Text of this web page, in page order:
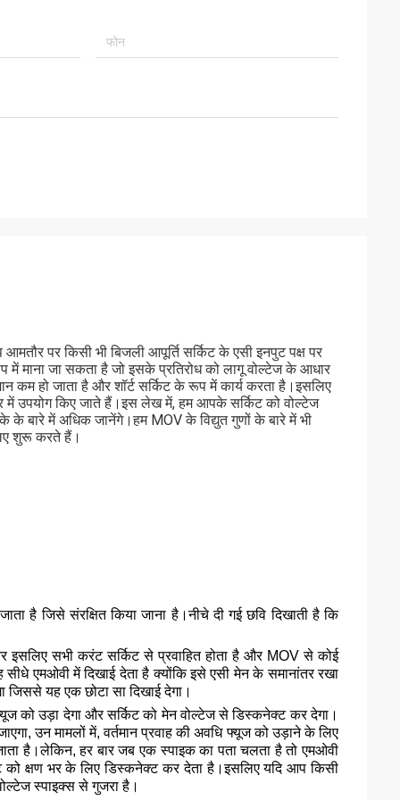
पर किसी भी बिजली आपूर्ति सर्किट के एसी इनपुट पक्ष पर
जा सकता है जो इसके प्रतिरोध को लागू वोल्टेज के आधार
कम हो जाता है और शॉर्ट सर्किट के रूप में कार्य करता है।इसलिए
में उपयोग किए जाते हैं।इस लेख में, हम आपके सर्किट को वोल्टेज
बारे में अधिक जानेंगे।हम MOV के विद्युत गुणों के बारे में भी
शुरू करते हैं।
है जिसे संरक्षित किया जाना है।नीचे दी गई छवि दिखाती है कि
इसलिए सभी करंट सर्किट से प्रवाहित होता है और MOV से कोई
एमओवी में दिखाई देता है क्योंकि इसे एसी मेन के समानांतर रखा
यह एक छोटा सा दिखाई देगा।
को उड़ा देगा और सर्किट को मेन वोल्टेज से डिस्कनेक्ट कर देगा।
उन मामलों में, वर्तमान प्रवाह की अवधि फ्यूज को उड़ाने के लिए
है।लेकिन, हर बार जब एक स्पाइक का पता चलता है तो एमओवी
क्षण भर के लिए डिस्कनेक्ट कर देता है।इसलिए यदि आप किसी
स्पाइक्स से गुजरा है।